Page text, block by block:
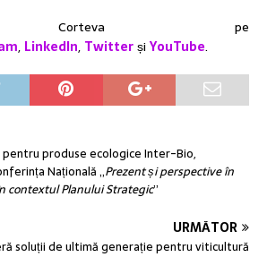
Corteva pe
, LinkedIn, Twitterși YouTube.
produse ecologice Inter-Bio,
Națională „Prezent și perspective în
contextul Planului Strategic”
URMĂTOR
soluții de ultimă generație pentru viticultură